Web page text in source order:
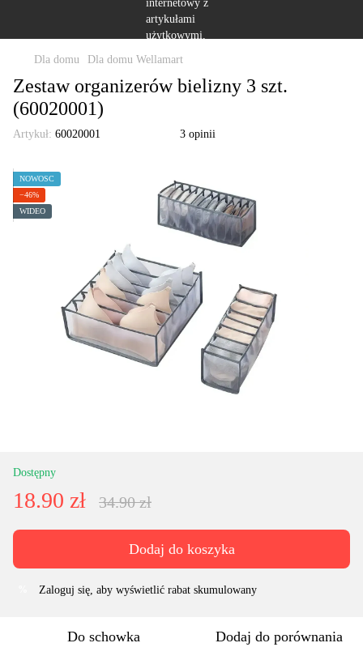
Dla domu Dla domu Wellamart
Zestaw organizerów bielizny 3 szt.
(60020001)
Artykuł: 60020001 3 opinii
NOWOŚĆ
−46%
WIDEO
Dostępny
18.90 zł 34.90 zł
Dodaj do koszyka
Zaloguj się , aby wyświetlić rabat skumulowany
Do schowka Dodaj do porównania